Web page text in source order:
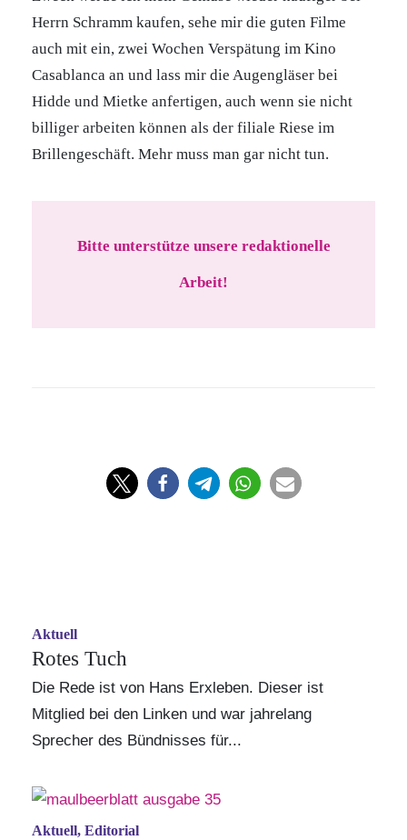
Herrn Schramm kaufen, sehe mir die guten Filme
auch mit ein, zwei Wochen Verspätung im Kino
Casablanca an und lass mir die Augengläser bei
Hidde und Mietke anfertigen, auch wenn sie nicht
billiger arbeiten können als der filiale Riese im
Brillengeschäft. Mehr muss man gar nicht tun.
Bitte unterstütze unsere redaktionelle
Arbeit!
Aktuell
Rotes Tuch
Die Rede ist von Hans Erxleben. Dieser ist
Mitglied bei den Linken und war jahrelang
Sprecher des Bündnisses für...
Aktuell, Editorial